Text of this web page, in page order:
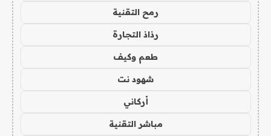
رمح التقنية
رذاذ التجارة
طعم وكيف
شهود نت
أركاني
مباشر التقنية